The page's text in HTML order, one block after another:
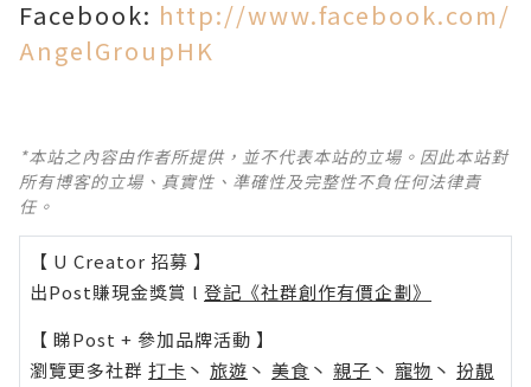
Facebook: http://www.facebook.com/
AngelGroupHK
*本站之內容由作者所提供，並不代表本站的立場。因此本站對
所有博客的立場、真實性、準確性及完整性不負任何法律責
任。
【 U Creator 招募 】
出Post賺現金獎賞 l 登記《社群創作有價企劃》
【 睇Post + 參加品牌活動 】
瀏覽更多社群 打卡 丶 旅遊 丶 美食 丶 親子 丶 寵物 丶 扮靚